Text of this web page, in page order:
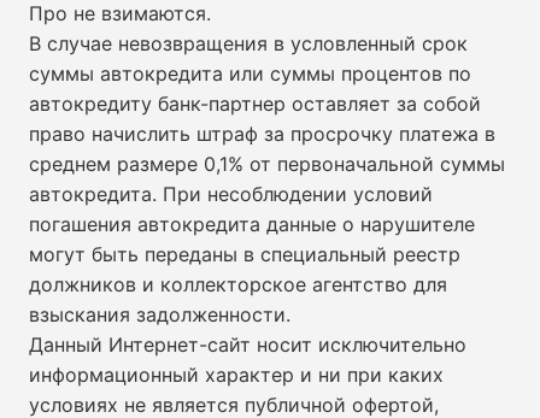
Про не взимаются.
В случае невозвращения в условленный срок
суммы автокредита или суммы процентов по
автокредиту банк-партнер оставляет за собой
право начислить штраф за просрочку платежа в
среднем размере 0,1% от первоначальной суммы
автокредита. При несоблюдении условий
погашения автокредита данные о нарушителе
могут быть переданы в специальный реестр
должников и коллекторское агентство для
взыскания задолженности.
Данный Интернет-сайт носит исключительно
информационный характер и ни при каких
условиях не является публичной офертой,